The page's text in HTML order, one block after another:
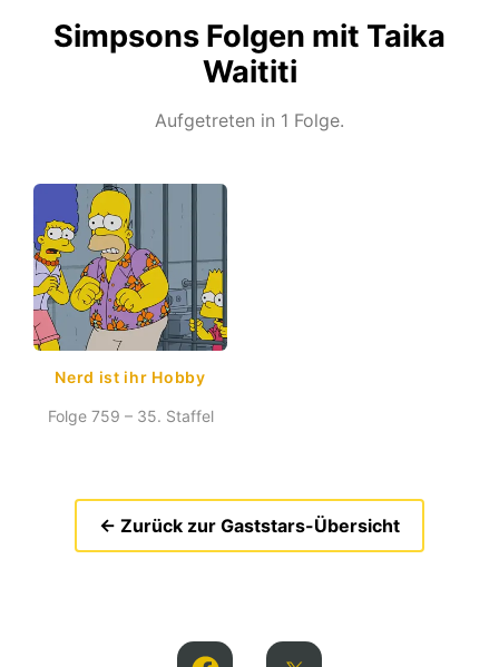
Simpsons Folgen mit Taika
Waititi
Aufgetreten in 1 Folge.
Nerd ist ihr Hobby
Folge 759 – 35. Staffel
← Zurück zur Gaststars-Übersicht